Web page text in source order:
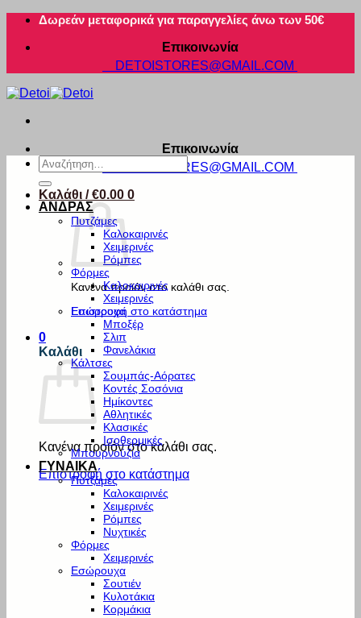
Μετάβαση
περιεχόμενο
Δωρεάν μεταφορικά για παραγγελίες άνω των 50€
Επικοινωνία
DETOISTORES@GMAIL.COM
Επικοινωνία
DETOISTORES@GMAIL.COM
Καλάθι /€0.00 0
Κανένα προϊόν στο καλάθι σας.
Επιστροφή στο κατάστημα
0
Καλάθι
Κανένα προϊόν στο καλάθι σας.
Επιστροφή στο κατάστημα
Αναζήτηση
για:
ΑΝΔΡΑΣ
Πυτζάμες
Καλοκαιρινές
Χειμερινές
Ρόμπες
Φόρμες
Καλοκαιρινές
Χειμερινές
Εσώρουχα
Μποξέρ
Σλιπ
Φανελάκια
Κάλτσες
Σουμπάς-Αόρατες
Κοντές Σοσόνια
Ημίκοντες
Αθλητικές
Κλασικές
Ισοθερμικές
Μπουρνούζια
ΓΥΝΑΙΚΑ
Πυτζάμες
Καλοκαιρινές
Χειμερινές
Ρόμπες
Νυχτικές
Φόρμες
Χειμερινές
Εσώρουχα
Σουτιέν
Κυλοτάκια
Κορμάκια